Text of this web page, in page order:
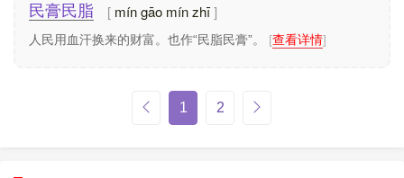
民膏民脂 mín gāo mín zhī
人民用血汗换来的财富。也作“民脂民膏”。 [查看详情]
1 2